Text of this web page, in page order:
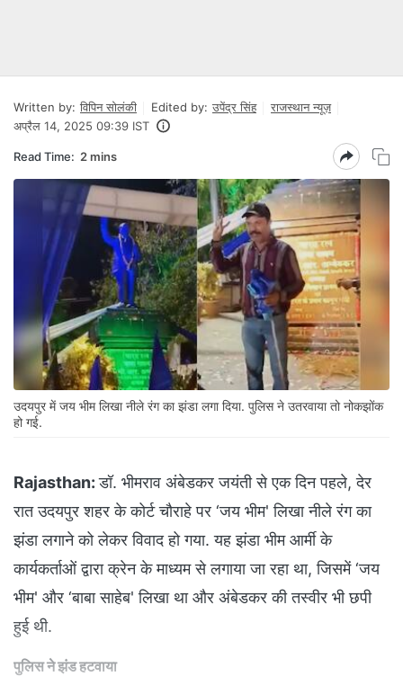
Written by: विपिन सोलंकी Edited by: उपेंद्र सिंह
राजस्थान न्यूज़
अप्रैल 14, 2025 09:39 IST
Read Time: 2 mins
उदयपुर में जय भीम ल‍िखा नीले रंग का झंडा लगा द‍िया. पुल‍िस ने उतरवाया तो नोकझोंक
हो गई.
Rajasthan:डॉ. भीमराव अंबेडकर जयंती से एक दिन पहले, देर
रात उदयपुर शहर के कोर्ट चौराहे पर ‘जय भीम' लिखा नीले रंग का
झंडा लगाने को लेकर विवाद हो गया. यह झंडा भीम आर्मी के
कार्यकर्ताओं द्वारा क्रेन के माध्यम से लगाया जा रहा था, जिसमें ‘जय
भीम' और ‘बाबा साहेब' लिखा था और अंबेडकर की तस्वीर भी छपी
हुई थी.
पुलि‍स ने झंड हटवाया